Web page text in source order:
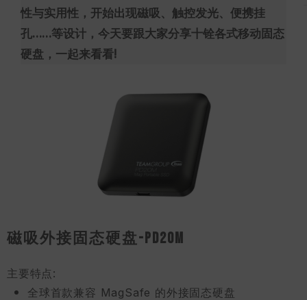
性与实用性，开始出现磁吸、触控发光、便携挂
孔……等设计，今天要跟大家分享十铨各式移动固态
硬盘，一起来看看!
磁吸外接固态硬盘-PD20M
主要特点:
全球首款兼容 MagSafe 的外接固态硬盘